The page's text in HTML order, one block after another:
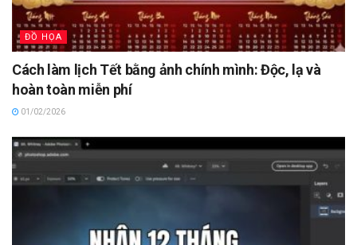
ĐỒ HỌA
Cách làm lịch Tết bằng ảnh chính mình: Độc, lạ và
hoàn toàn miễn phí
01/02/2026